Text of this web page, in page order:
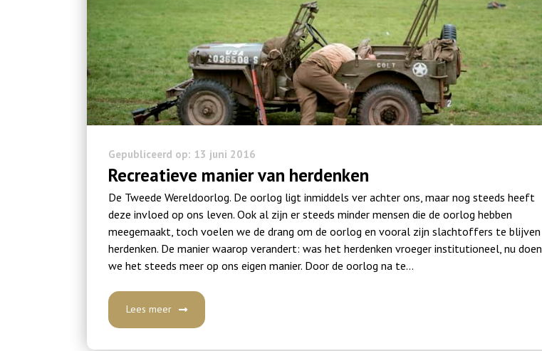
Gepubliceerd op: 13 juni 2016
Recreatieve manier van herdenken
De Tweede Wereldoorlog. De oorlog ligt inmiddels ver achter ons, maar nog steeds heeft
deze invloed op ons leven. Ook al zijn er steeds minder mensen die de oorlog hebben
meegemaakt, toch voelen we de drang om de oorlog en vooral zijn slachtoffers te blijven
herdenken. De manier waarop verandert: was het herdenken vroeger institutioneel, nu doen
we het steeds meer op ons eigen manier. Door de oorlog na te…
Lees meer